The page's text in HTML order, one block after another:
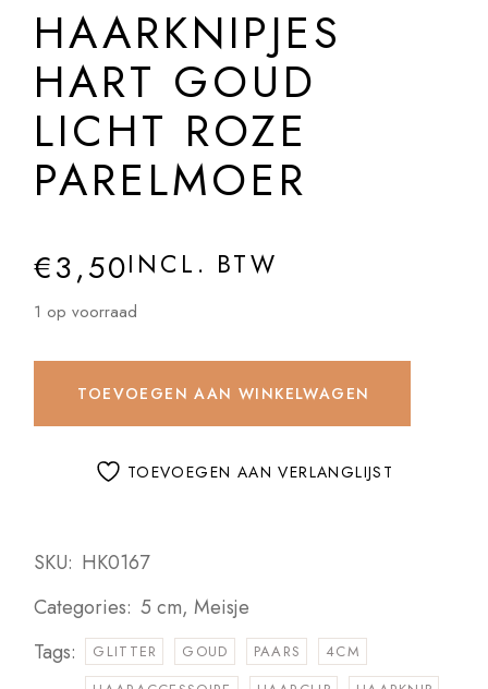
HAARKNIPJES
HART GOUD
LICHT ROZE
PARELMOER
€3,50INCL. BTW
1 op voorraad
TOEVOEGEN AAN WINKELWAGEN
TOEVOEGEN AAN VERLANGLIJST
SKU: HK0167
Categories: 5 cm,Meisje
Tags:
GLITTER GOUD PAARS
4CM